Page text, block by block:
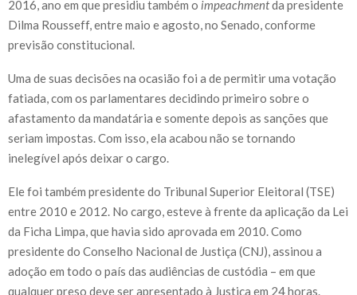
2016, ano em que presidiu também o impeachmentda presidente
Dilma Rousseff, entre maio e agosto, no Senado, conforme
previsão constitucional.
Uma de suas decisões na ocasião foi a de permitir uma votação
fatiada, com os parlamentares decidindo primeiro sobre o
afastamento da mandatária e somente depois as sanções que
seriam impostas. Com isso, ela acabou não se tornando
inelegível após deixar o cargo.
Ele foi também presidente do Tribunal Superior Eleitoral (TSE)
entre 2010 e 2012. No cargo, esteve à frente da aplicação da Lei
da Ficha Limpa, que havia sido aprovada em 2010. Como
presidente do Conselho Nacional de Justiça (CNJ), assinou a
adoção em todo o país das audiências de custódia – em que
qualquer preso deve ser apresentado à Justiça em 24 horas.